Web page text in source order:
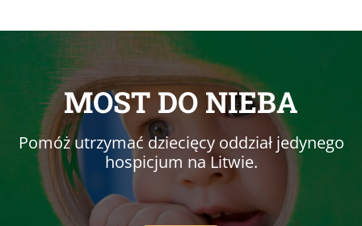
MOST DO NIEBA
Pomóż utrzymać dziecięcy oddział jedynego
hospicjum na Litwie.